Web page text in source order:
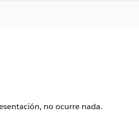
no ocurre nada.